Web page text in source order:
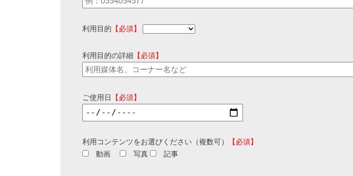
利用目的 【必須】
利用目的の詳細 【必須】
ご使用日 【必須】
利用コンテンツをお選びください（複数可）
【必須】
動画
写真 記事